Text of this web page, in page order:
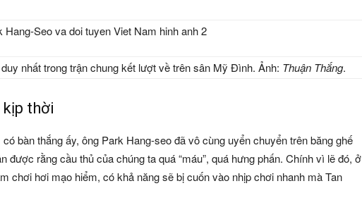
nhất trong trận chung kết lượt về trên sân Mỹ Đình. Ảnh: Thuận Thắng.
thời
bàn thắng ấy, ông Park Hang-seo đã vô cùng uyển chuyển trên băng ghế
được rằng cầu thủ của chúng ta quá “máu”, quá hưng phấn. Chính vì lẽ đó, ở
chơi hơi mạo hiểm, có khả năng sẽ bị cuốn vào nhịp chơi nhanh mà Tan